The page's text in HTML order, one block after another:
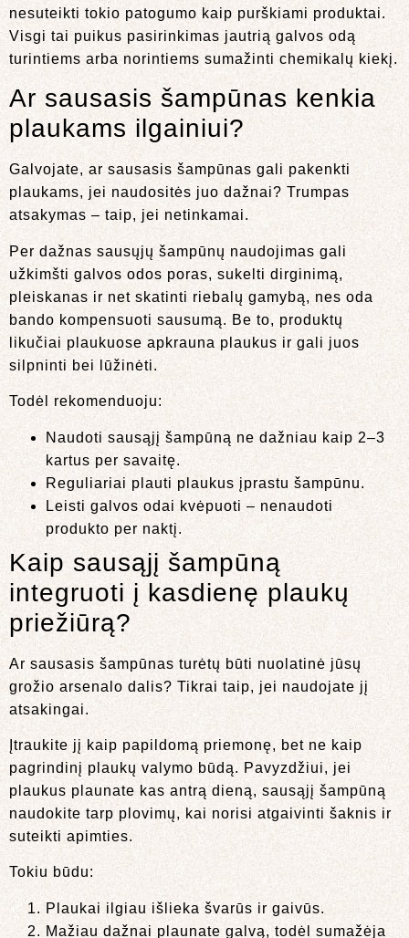
nesuteikti tokio patogumo kaip purškiami produktai.
Visgi tai puikus pasirinkimas jautrią galvos odą
turintiems arba norintiems sumažinti chemikalų kiekį.
Ar sausasis šampūnas kenkia
plaukams ilgainiui?
Galvojate, ar sausasis šampūnas gali pakenkti
plaukams, jei naudositės juo dažnai? Trumpas
atsakymas – taip, jei netinkamai.
Per dažnas sausųjų šampūnų naudojimas gali
užkimšti galvos odos poras, sukelti dirginimą,
pleiskanas ir net skatinti riebalų gamybą, nes oda
bando kompensuoti sausumą. Be to, produktų
likučiai plaukuose apkrauna plaukus ir gali juos
silpninti bei lūžinėti.
Todėl rekomenduoju:
Naudoti sausąjį šampūną ne dažniau kaip 2–3
kartus per savaitę.
Reguliariai plauti plaukus įprastu šampūnu.
Leisti galvos odai kvėpuoti – nenaudoti
produkto per naktį.
Kaip sausąjį šampūną
integruoti į kasdienę plaukų
priežiūrą?
Ar sausasis šampūnas turėtų būti nuolatinė jūsų
grožio arsenalo dalis? Tikrai taip, jei naudojate jį
atsakingai.
Įtraukite jį kaip papildomą priemonę, bet ne kaip
pagrindinį plaukų valymo būdą. Pavyzdžiui, jei
plaukus plaunate kas antrą dieną, sausąjį šampūną
naudokite tarp plovimų, kai norisi atgaivinti šaknis ir
suteikti apimties.
Tokiu būdu:
Plaukai ilgiau išlieka švarūs ir gaivūs.
Mažiau dažnai plaunate galvą, todėl sumažėja